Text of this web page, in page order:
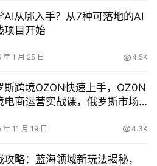
AI从哪入手？从7种可落地的AI
项目开始
年 1 月 25 日 4.5K
斯跨境OZON快速上手，OZ0N
电商运营实战课，俄罗斯市场
年 11 月 19 日 4.3K
攻略：蓝海领域新玩法揭秘，